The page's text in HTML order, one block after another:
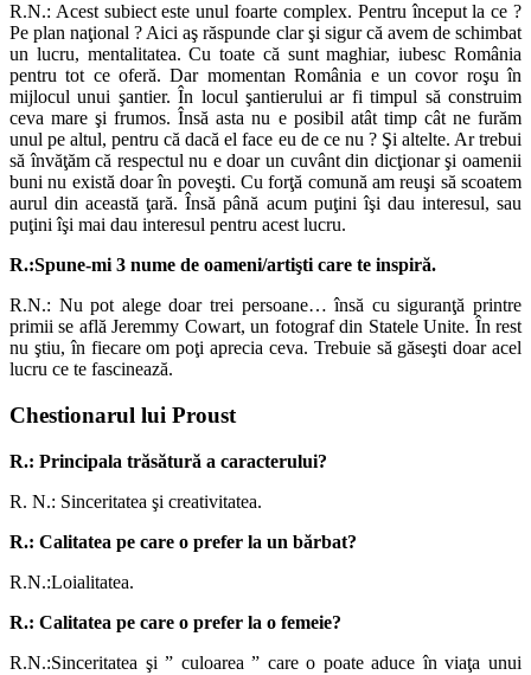
R.N.: Acest subiect este unul foarte complex. Pentru început la ce ?
Pe plan naţional ? Aici aş răspunde clar şi sigur că avem de schimbat
un lucru, mentalitatea. Cu toate că sunt maghiar, iubesc România
pentru tot ce oferă. Dar momentan România e un covor roşu în
mijlocul unui şantier. În locul şantierului ar fi timpul să construim
ceva mare şi frumos. Însă asta nu e posibil atât timp cât ne furăm
unul pe altul, pentru că dacă el face eu de ce nu ? Şi altelte. Ar trebui
să învăţăm că respectul nu e doar un cuvânt din dicţionar şi oamenii
buni nu există doar în poveşti. Cu forţă comună am reuşi să scoatem
aurul din această ţară. Însă până acum puţini îşi dau interesul, sau
puţini îşi mai dau interesul pentru acest lucru.
R.:Spune-mi 3 nume de oameni/artişti care te inspiră.
R.N.: Nu pot alege doar trei persoane… însă cu siguranţă printre
primii se află Jeremmy Cowart, un fotograf din Statele Unite. În rest
nu ştiu, în fiecare om poţi aprecia ceva. Trebuie să găseşti doar acel
lucru ce te fascinează.
Chestionarul lui Proust
R.: Principala trăsătură a caracterului?
R. N.: Sinceritatea şi creativitatea.
R.: Calitatea pe care o prefer la un bărbat?
R.N.:Loialitatea.
R.: Calitatea pe care o prefer la o femeie?
R.N.:Sinceritatea şi ” culoarea ” care o poate aduce în viaţa unui